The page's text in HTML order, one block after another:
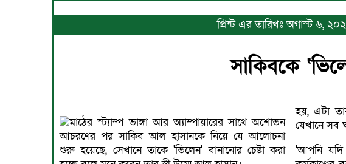
প্রিন্ট এর তারিখঃ অগাস্ট ৬,
সাকিবকে
মাঠের স্ট্যাম্প ভাঙ্গা আর অ্যাম্পায়ারের সাথে অশোভন
আচরণের পর সাকিব আল হাসানকে নিয়ে যে আলোচনা
শুরু হয়েছে, সেখানে তাকে 'ভিলেন' বানানোর চেষ্টা করা
হয়, এটা
যেখানে সব
'আপনি যদি